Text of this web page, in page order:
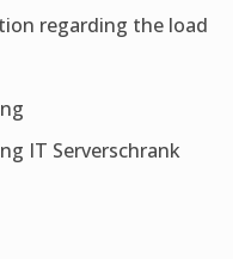
regarding the load
IT Serverschrank